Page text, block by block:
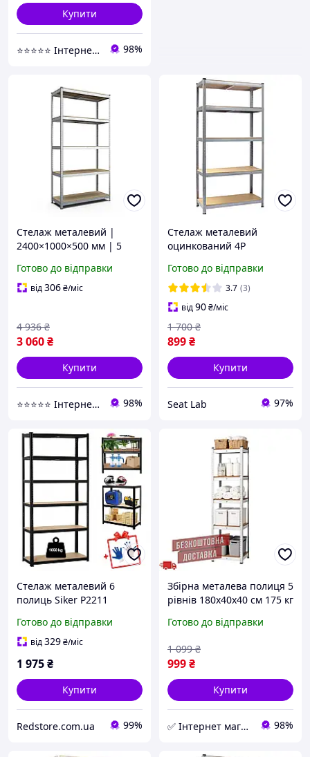
Купити
⭐️⭐️⭐️⭐️⭐️ Інтернет-магазин "BORO" 98%
Стелаж металевий |
2400×1000×500 мм | 5
Оцинкований | Стандарт
ОД | 220 кг/полицю |
Готово до відправки
від306₴/міс
3 060₴
4 936 ₴
Купити
⭐️⭐️⭐️⭐️⭐️ Інтернет-магазин "BORO" 98%
Стелаж металевий
оцинкований 4P
МДФ самозбірний для
гаража балкона вазонів
квітів склада 150 кг на
полку
Готово до відправки
3.7 (3)
від90₴/міс
899₴
1 700 ₴
Купити
Seat Lab 97%
Стелаж металевий 6
полиць Siker P2211
гаражу комори підвалу
R_2569
Готово до відправки
від329₴/міс
1 975₴
Купити
Redstore.com.ua 99%
Збірна металева полиця 5
рівнів 180x40x40 см 175 кг
інструментів у гараж
Готово до відправки
999₴
1 099 ₴
Купити
✅ Інтернет магазин ➤ BOX TOOLS 98%